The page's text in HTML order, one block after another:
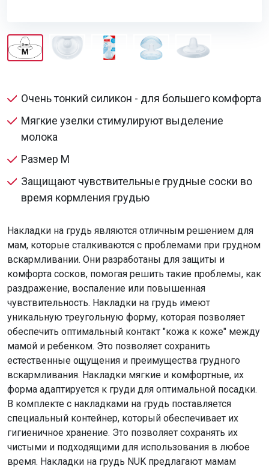
Очень тонкий силикон - для большего комфорта
Мягкие узелки стимулируют выделение
молока
Размер M
Защищают чувствительные грудные соски во
время кормления грудью
Накладки на грудь являются отличным решением для
мам, которые сталкиваются с проблемами при грудном
вскармливании. Они разработаны для защиты и
комфорта сосков, помогая решить такие проблемы, как
раздражение, воспаление или повышенная
чувствительность. Накладки на грудь имеют
уникальную треугольную форму, которая позволяет
обеспечить оптимальный контакт "кожа к коже" между
мамой и ребенком. Это позволяет сохранить
естественные ощущения и преимущества грудного
вскармливания. Накладки мягкие и комфортные, их
форма адаптируется к груди для оптимальной посадки.
В комплекте с накладками на грудь поставляется
специальный контейнер, который обеспечивает их
гигиеничное хранение. Это позволяет сохранять их
чистыми и подходящими для использования в любое
время. Накладки на грудь NUK предлагают мамам